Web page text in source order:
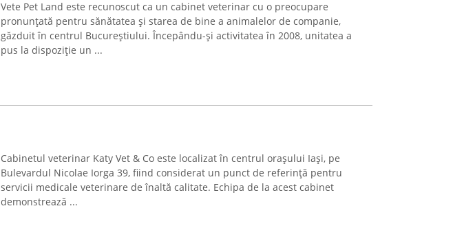
Vete Pet Land este recunoscut ca un cabinet veterinar cu o preocupare
pronunțată pentru sănătatea și starea de bine a animalelor de companie,
găzduit în centrul Bucureștiului. Începându-și activitatea în 2008, unitatea a
pus la dispoziție un ...
Cabinetul veterinar Katy Vet & Co este localizat în centrul orașului Iași, pe
Bulevardul Nicolae Iorga 39, fiind considerat un punct de referință pentru
servicii medicale veterinare de înaltă calitate. Echipa de la acest cabinet
demonstrează ...